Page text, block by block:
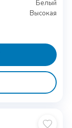
Белый
Высокая